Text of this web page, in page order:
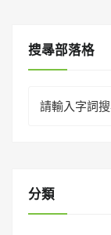
搜㝷部落格
for:
分類